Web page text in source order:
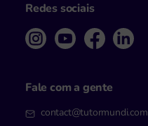
Redes sociais
Fale com a gente
contact@tutormundi.com